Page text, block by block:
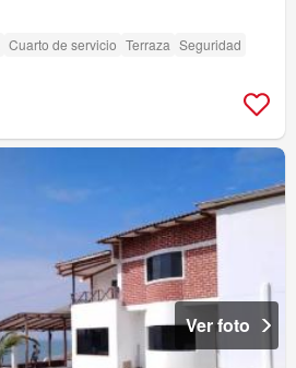
Cuarto de servicio Terraza Seguridad
Ver foto